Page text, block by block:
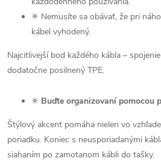
✳ Nemusíte sa obávať, že pri
kábel vyhodený.
Najcitlivejší bod každého kábla –
dodatočne posilnený TPE.
✳ Buďte organizovaní pomocou
Štýlový akcent pomáha nielen vo
poriadku. Koniec s neusporiadanými
siahaním po zamotanom kábli do tašky.